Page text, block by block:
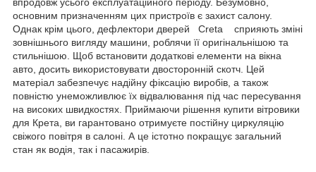
основним призначенням цих пристроїв є захист салону.
Однак крім цього, дефлектори дверей Creta сприяють зміні
зовнішнього вигляду машини, роблячи її оригінальнішою та
стильнішою. Щоб встановити додаткові елементи на вікна
авто, досить використовувати двосторонній скотч. Цей
матеріал забезпечує надійну фіксацію виробів, а також
повністю унеможливлює їх відвалювання під час пересування
на високих швидкостях. Приймаючи рішення купити вітровики
для Крета, ви гарантовано отримуєте постійну циркуляцію
свіжого повітря в салоні. А це істотно покращує загальний
стан як водія, так і пасажирів.